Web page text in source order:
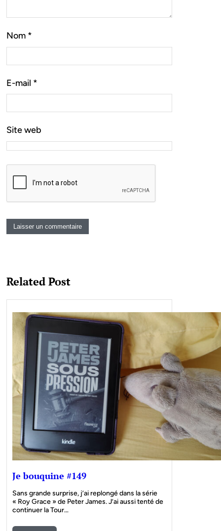
Nom *
E-mail *
Site web
Related Post
Je bouquine #149
Sans grande surprise, j’ai replongé dans la série
« Roy Grace » de Peter James. J’ai aussi tenté de
continuer la Tour…